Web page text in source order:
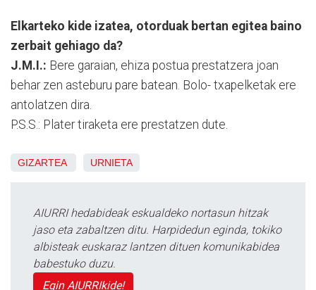
Elkarteko kide izatea, otorduak bertan egitea baino
zerbait gehiago da?
J.M.I.: Bere garaian, ehiza postua prestatzera joan
behar zen asteburu pare batean. Bolo- txapelketak ere
antolatzen dira.
P.S.S.: Plater tiraketa ere prestatzen dute.
GIZARTEA URNIETA
AIURRI hedabideak eskualdeko nortasun hitzak
jaso eta zabaltzen ditu. Harpidedun eginda, tokiko
albisteak euskaraz lantzen dituen komunikabidea
babestuko duzu.
Egin AIURRIkide!